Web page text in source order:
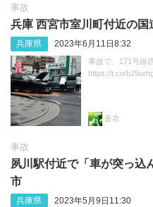
事故
兵庫 西宮市室川町付近の
兵庫県 2023年6月11日8:32
事故で、171号線
https://t.co/
蒼衣
事故
夙川駅付近で「車が突っ込
市
兵庫県 2023年5月9日11:30